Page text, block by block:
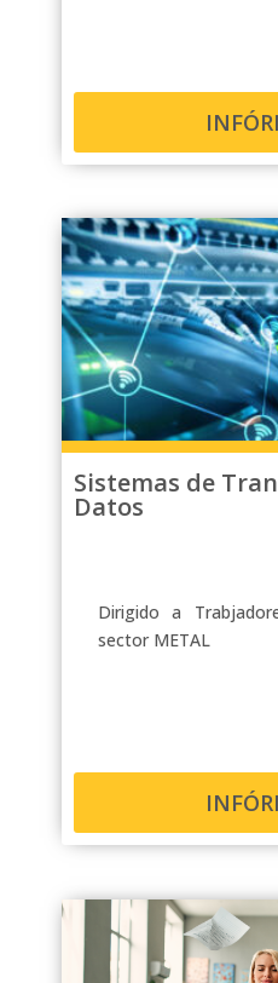
Sistemas de
Datos
Dirigido a
sector METAL